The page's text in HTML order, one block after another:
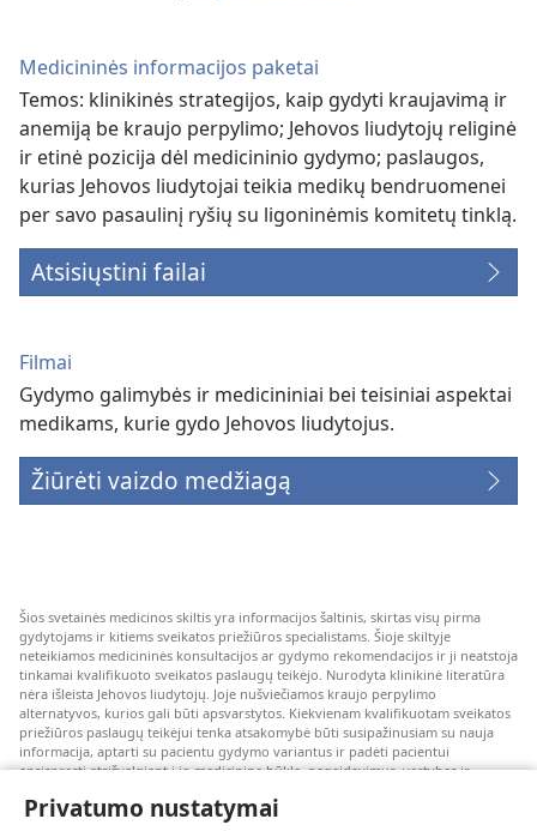
Privatumo nustatymai
Medicininės informacijos paketai
Temos: klinikinės strategijos, kaip gydyti kraujavimą ir
anemiją be kraujo perpylimo; Jehovos liudytojų religinė
ir etinė pozicija dėl medicininio gydymo; paslaugos,
kurias Jehovos liudytojai teikia medikų bendruomenei
per savo pasaulinį ryšių su ligoninėmis komitetų tinklą.
Atsisiųstini failai
Filmai
Gydymo galimybės ir medicininiai bei teisiniai aspektai
medikams, kurie gydo Jehovos liudytojus.
Žiūrėti vaizdo medžiagą
Šios svetainės medicinos skiltis yra informacijos šaltinis, skirtas visų pirma
gydytojams ir kitiems sveikatos priežiūros specialistams. Šioje skiltyje
neteikiamos medicininės konsultacijos ar gydymo rekomendacijos ir ji neatstoja
tinkamai kvalifikuoto sveikatos paslaugų teikėjo. Nurodyta klinikinė literatūra
nėra išleista Jehovos liudytojų. Joje nušviečiamos kraujo perpylimo
alternatyvos, kurios gali būti apsvarstytos. Kiekvienam kvalifikuotam sveikatos
priežiūros paslaugų teikėjui tenka atsakomybė būti susipažinusiam su nauja
informacija, aptarti su pacientu gydymo variantus ir padėti pacientui
apsispręsti atsižvelgiant į jo medicininę būklę, pageidavimus, vertybes ir
netinkamos arba nepriimtinos.